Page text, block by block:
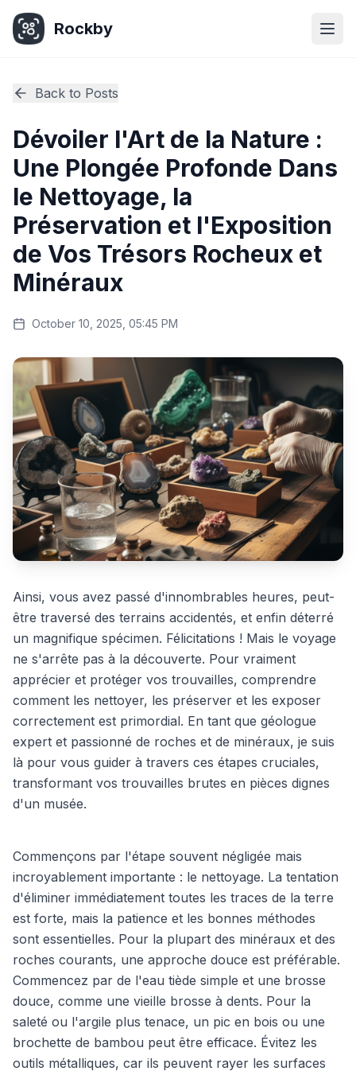
Rockby
Back to Posts
Dévoiler l'Art de la Nature :
Une Plongée Profonde Dans
le Nettoyage, la
Préservation et l'Exposition
de Vos Trésors Rocheux et
Minéraux
October 10, 2025, 05:45 PM
Ainsi, vous avez passé d'innombrables heures, peut-
être traversé des terrains accidentés, et enfin déterré
un magnifique spécimen. Félicitations ! Mais le voyage
ne s'arrête pas à la découverte. Pour vraiment
apprécier et protéger vos trouvailles, comprendre
comment les nettoyer, les préserver et les exposer
correctement est primordial. En tant que géologue
expert et passionné de roches et de minéraux, je suis
là pour vous guider à travers ces étapes cruciales,
transformant vos trouvailles brutes en pièces dignes
d'un musée.
Commençons par l'étape souvent négligée mais
incroyablement importante : le nettoyage. La tentation
d'éliminer immédiatement toutes les traces de la terre
est forte, mais la patience et les bonnes méthodes
sont essentielles. Pour la plupart des minéraux et des
roches courants, une approche douce est préférable.
Commencez par de l'eau tiède simple et une brosse
douce, comme une vieille brosse à dents. Pour la
saleté ou l'argile plus tenace, un pic en bois ou une
brochette de bambou peut être efficace. Évitez les
outils métalliques, car ils peuvent rayer les surfaces